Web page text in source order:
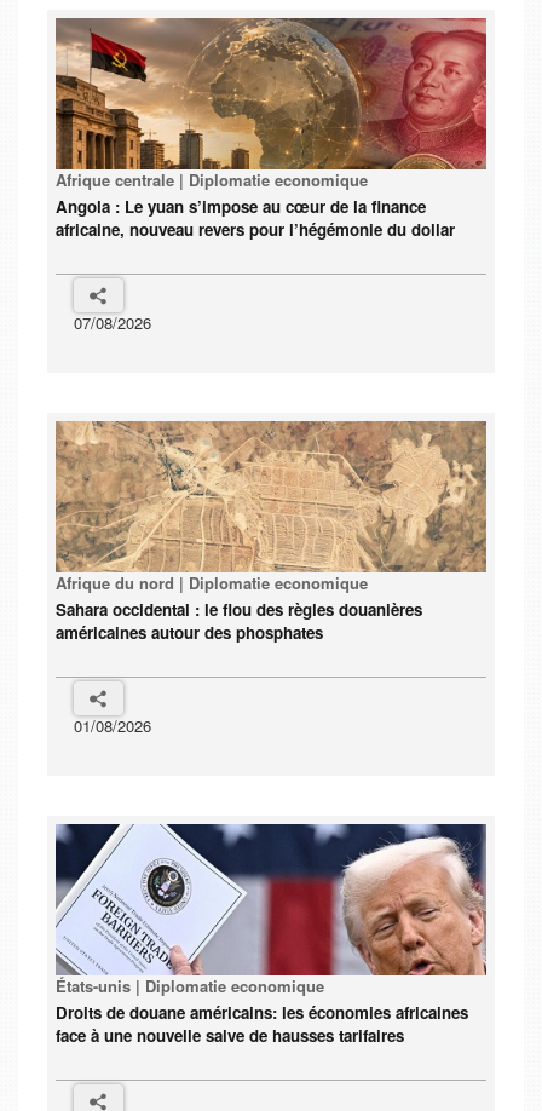
Afrique centrale | Diplomatie economique
Angola : Le yuan s’impose au cœur de la finance
africaine, nouveau revers pour l’hégémonie du dollar
07/08/2026
Afrique du nord | Diplomatie economique
Sahara occidental : le flou des règles douanières
américaines autour des phosphates
01/08/2026
États-unis | Diplomatie economique
Droits de douane américains: les économies africaines
face à une nouvelle salve de hausses tarifaires